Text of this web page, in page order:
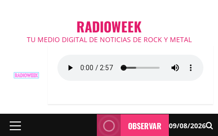
RADIOWEEK
TU MEDIO DIGITAL DE NOTICIAS DE ROCK Y METAL
Menú
OBSERVAR 09/08/2026